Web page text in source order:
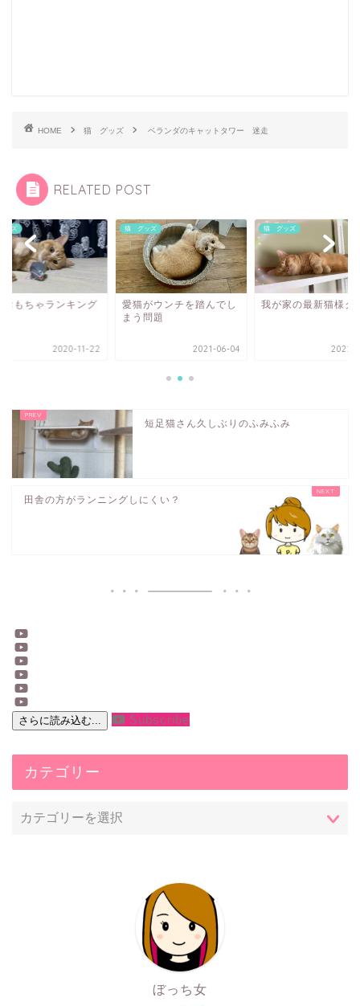
HOME 猫 グッズ ベランダのキャットタワー 迷走
RELATED POST
ッズ
おもちゃランキング
2020-11-22
猫 グッズ
愛猫がウンチを踏んでし
まう問題
2021-06-04
猫 グッズ
我が家の最新猫様グ
2022-
短足猫さん久しぶりのふみふみ
田舎の方がランニングしにくい？
さらに読み込む... Subscribe
カテゴリー
ぼっち女